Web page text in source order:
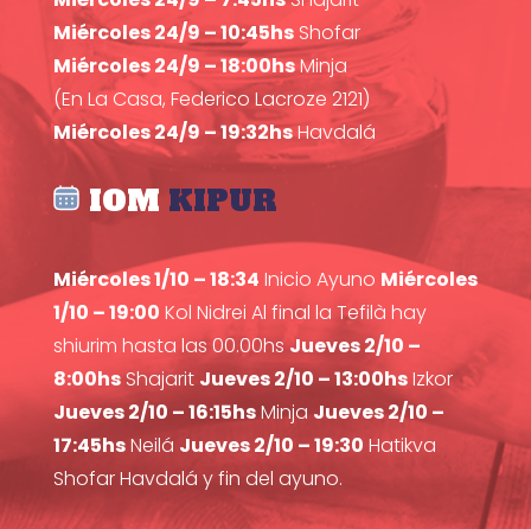
Miércoles 24/9 – 10:45hsShofar
Miércoles 24/9 – 18:00hsMinja
(En La Casa, Federico Lacroze 2121)
Miércoles 24/9 – 19:32hsHavdalá
IOM KIPUR
Miércoles 1/10 – 18:34 Inicio Ayuno Miércoles
1/10 – 19:00 Kol Nidrei Al final la Tefilà hay
shiurim hasta las 00.00hsJueves 2/10 –
8:00hsShajarit Jueves 2/10 – 13:00hsIzkor
Jueves 2/10 – 16:15hsMinja Jueves 2/10 –
17:45hsNeilá Jueves 2/10 – 19:30 Hatikva
Shofar Havdalá y fin del ayuno.